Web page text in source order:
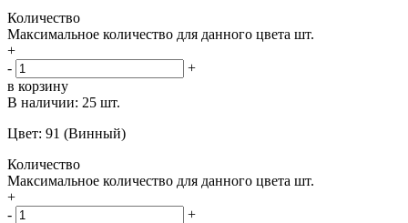
Количество
Максимальное количество для данного цвета шт.
+
-
+
в корзину
В наличии: 25 шт.
Цвет: 91 (Винный)
Количество
Максимальное количество для данного цвета шт.
+
-
+